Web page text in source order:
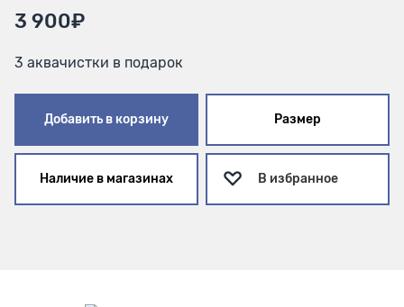
3 900₽
3 аквачистки в подарок
Добавить в корзину Размер
Наличие в магазинах В избранное